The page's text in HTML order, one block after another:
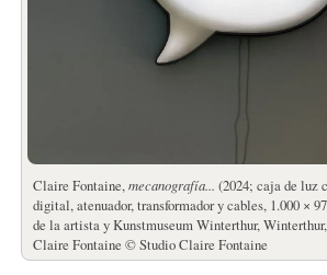
Claire Fontaine,mecanografía... (2024; caja de luz
digital, atenuador, transformador y cables, 1.000 ×
de la artista y Kunstmuseum Winterthur,
Claire Fontaine © Studio Claire Fontaine